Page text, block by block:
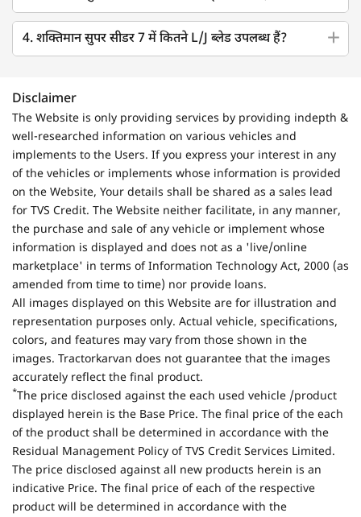
4. शक्तिमान सुपर सीडर 7 में कितने L/J ब्लेड उपलब्ध हैं?
Disclaimer
The Website is only providing services by providing indepth &
well-researched information on various vehicles and
implements to the Users. If you express your interest in any
of the vehicles or implements whose information is provided
on the Website, Your details shall be shared as a sales lead
for TVS Credit. The Website neither facilitate, in any manner,
the purchase and sale of any vehicle or implement whose
information is displayed and does not as a 'live/online
marketplace' in terms of Information Technology Act, 2000 (as
amended from time to time) nor provide loans.
All images displayed on this Website are for illustration and
representation purposes only. Actual vehicle, specifications,
colors, and features may vary from those shown in the
images. Tractorkarvan does not guarantee that the images
accurately reflect the final product.
*The price disclosed against the each used vehicle /product
displayed herein is the Base Price. The final price of the each
of the product shall be determined in accordance with the
Residual Management Policy of TVS Credit Services Limited.
The price disclosed against all new products herein is an
indicative Price. The final price of each of the respective
product will be determined in accordance with the